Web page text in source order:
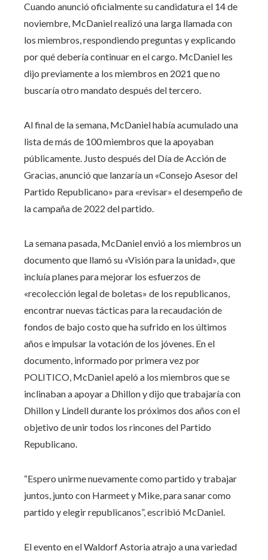
Cuando anunció oficialmente su candidatura el 14 de
noviembre, McDaniel realizó una larga llamada con
los miembros, respondiendo preguntas y explicando
por qué debería continuar en el cargo. McDaniel les
dijo previamente a los miembros en 2021 que no
buscaría otro mandato después del tercero.
Al final de la semana, McDaniel había acumulado una
lista de más de 100 miembros que la apoyaban
públicamente. Justo después del Día de Acción de
Gracias, anunció que lanzaría un «Consejo Asesor del
Partido Republicano» para «revisar» el desempeño de
la campaña de 2022 del partido.
La semana pasada, McDaniel envió a los miembros un
documento que llamó su «Visión para la unidad», que
incluía planes para mejorar los esfuerzos de
«recolección legal de boletas» de los republicanos,
encontrar nuevas tácticas para la recaudación de
fondos de bajo costo que ha sufrido en los últimos
años e impulsar la votación de los jóvenes. En el
documento, informado por primera vez por
POLITICO, McDaniel apeló a los miembros que se
inclinaban a apoyar a Dhillon y dijo que trabajaría con
Dhillon y Lindell durante los próximos dos años con el
objetivo de unir todos los rincones del Partido
Republicano.
“Espero unirme nuevamente como partido y trabajar
juntos, junto con Harmeet y Mike, para sanar como
partido y elegir republicanos”, escribió McDaniel.
El evento en el Waldorf Astoria atrajo a una variedad